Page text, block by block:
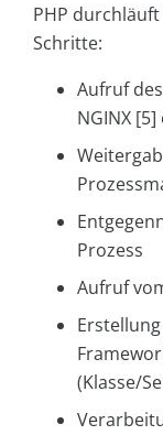
PHP
Schritte:
Aufruf
NGINX
Prozess
Aufruf
(Klasse/